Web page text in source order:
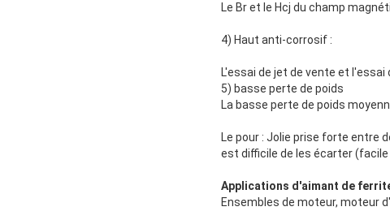
Le Br et le Hcj du champ
4) Haut anti-corrosif :
L'essai de jet de vente et
5) basse perte de poids
La basse perte de poids
Le pour : Jolie prise forte entre
est difficile de les écarter (facile
Applications d'aimant de
Ensembles de moteur, moteur